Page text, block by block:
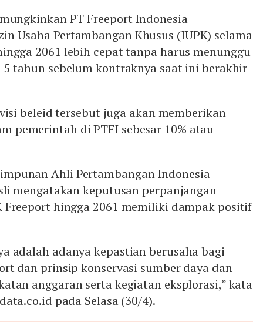
PT Freeport Indonesia
Usaha Pertambangan Khusus (IUPK) selama
2061 lebih cepat tanpa harus menunggu
5 tahun sebelum kontraknya saat ini berakhir
beleid tersebut juga akan memberikan
pemerintah di PTFI sebesar 10% atau
Ahli Pertambangan Indonesia
mengatakan keputusan perpanjangan
Freeport hingga 2061 memiliki dampak positif
adalah adanya kepastian berusaha bagi
dan prinsip konservasi sumber daya dan
anggaran serta kegiatan eksplorasi,” kata
pada Selasa (30/4).